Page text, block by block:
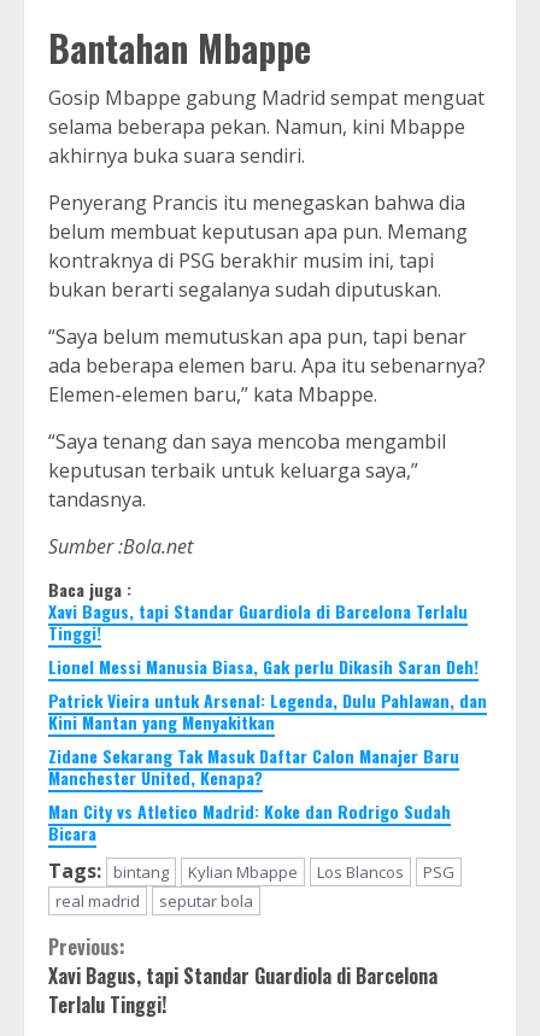
Bantahan Mbappe
Gosip Mbappe gabung Madrid sempat menguat
selama beberapa pekan. Namun, kini Mbappe
akhirnya buka suara sendiri.
Penyerang Prancis itu menegaskan bahwa dia
belum membuat keputusan apa pun. Memang
kontraknya di PSG berakhir musim ini, tapi
bukan berarti segalanya sudah diputuskan.
“Saya belum memutuskan apa pun, tapi benar
ada beberapa elemen baru. Apa itu sebenarnya?
Elemen-elemen baru,” kata Mbappe.
“Saya tenang dan saya mencoba mengambil
keputusan terbaik untuk keluarga saya,”
tandasnya.
Sumber :Bola.net
Baca juga :
Xavi Bagus, tapi Standar Guardiola di Barcelona Terlalu
Tinggi!
Lionel Messi Manusia Biasa, Gak perlu Dikasih Saran Deh!
Patrick Vieira untuk Arsenal: Legenda, Dulu Pahlawan, dan
Kini Mantan yang Menyakitkan
Zidane Sekarang Tak Masuk Daftar Calon Manajer Baru
Manchester United, Kenapa?
Man City vs Atletico Madrid: Koke dan Rodrigo Sudah
Bicara
Tags: bintang Kylian Mbappe Los Blancos
PSG
real madrid
seputar bola
Continue
Reading
Previous:
Xavi Bagus, tapi Standar Guardiola di Barcelona
Terlalu Tinggi!